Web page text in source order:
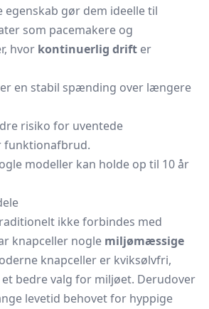
gør dem ideelle til
som pacemakere og
hvor kontinuerlig drift er
en stabil spænding over længere
risiko for uventede
funktionafbrud.
modeller kan holde op til 10 år
ikke forbindes med
knapceller nogle miljømæssige
knapceller er kviksølvfri,
bedre valg for miljøet. Derudover
levetid behovet for hyppige